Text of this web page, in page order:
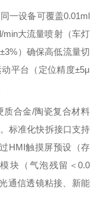
一设备可覆盖0.01ml
min大流量喷射（车灯
）确保高低流量切
平台（定位精度±5μ
质合金/陶瓷复合材料
标准化快拆接口支持
HMI触摸屏预设（存
块（气泡残留＜0.0
通信透镜粘接、新能